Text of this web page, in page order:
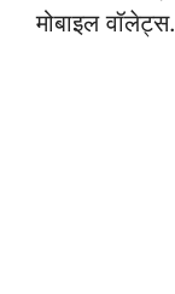
मोबाइल वॉलेट्स.